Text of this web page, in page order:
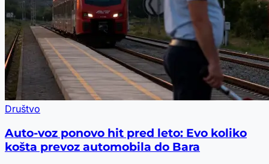
Društvo
Auto-voz ponovo hit pred leto: Evo koliko
košta prevoz automobila do Bara